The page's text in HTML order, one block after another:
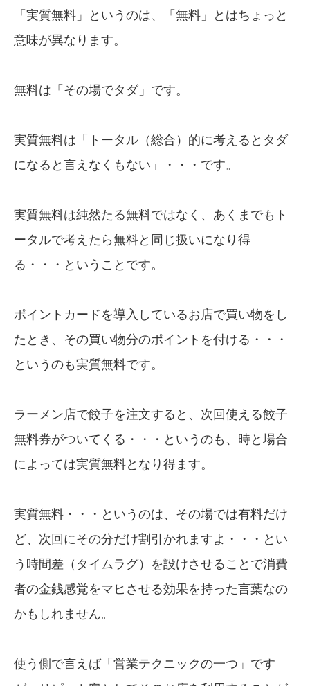
「実質無料」というのは、「無料」とはちょっと
意味が異なります。
無料は「その場でタダ」です。
実質無料は「トータル（総合）的に考えるとタダ
になると言えなくもない」・・・です。
実質無料は純然たる無料ではなく、あくまでもト
ータルで考えたら無料と同じ扱いになり得
る・・・ということです。
ポイントカードを導入しているお店で買い物をし
たとき、その買い物分のポイントを付ける・・・
というのも実質無料です。
ラーメン店で餃子を注文すると、次回使える餃子
無料券がついてくる・・・というのも、時と場合
によっては実質無料となり得ます。
実質無料・・・というのは、その場では有料だけ
ど、次回にその分だけ割引かれますよ・・・とい
う時間差（タイムラグ）を設けさせることで消費
者の金銭感覚をマヒさせる効果を持った言葉なの
かもしれません。
使う側で言えば「営業テクニックの一つ」です